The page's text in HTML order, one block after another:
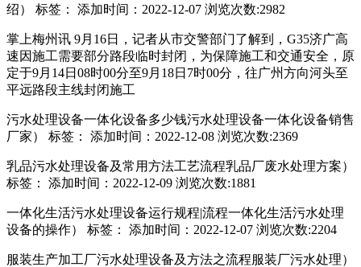
绍） 标签： 添加时间：2022-12-07 浏览次数:2982
掌上梅州讯 9月16日，记者从市交警部门了解到，G35济广高
速因施工需要部分路段临时封闭，为保障施工和交通安全，原
定于9月14日08时00分至9月18日7时00分，往广州方向河头至
平远路段主线封闭施工
污水处理设备一体化设备多少钱污水处理设备一体化设备销售
厂家） 标签： 添加时间：2022-12-08 浏览次数:2369
乳品污水处理设备及常用方法工艺流程乳品厂废水处理方案）
标签： 添加时间：2022-12-09 浏览次数:1881
一体化生活污水处理设备运行规程|流程一体化生活污水处理
设备的操作） 标签： 添加时间：2022-12-07 浏览次数:2204
服装生产加工厂污水处理设备及方法之流程服装厂污水处理）